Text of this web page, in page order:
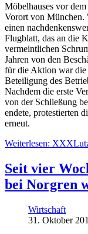
Möbelhauses vor
Vorort von München.
einen
Flugblatt, das an die
vermeintlichen
Jahren von den
für die Aktion war die
Beteiligung des
Nachdem die erste
von der Schließung
endete, protestierten
erneut.
Weiterlesen:
Seit vier
bei Norgren
Wirtschaft
31. Oktober